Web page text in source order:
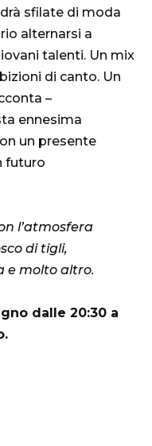
sfilate di moda
alternarsi a
talenti. Un mix
di canto. Un
–
ennesima
un presente
futuro
l’atmosfera
di tigli,
e molto altro.
dalle 20:30 a